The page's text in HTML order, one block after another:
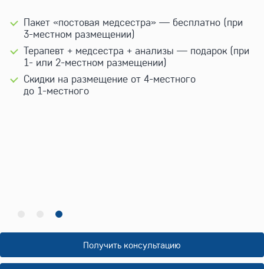
Пакет «постовая медсестра» — бесплатно (при
3-местном размещении)
Терапевт + медсестра + анализы — подарок (при
1- или 2-местном размещении)
Скидки на размещение от 4-местного
до 1-местного
Получить консультацию